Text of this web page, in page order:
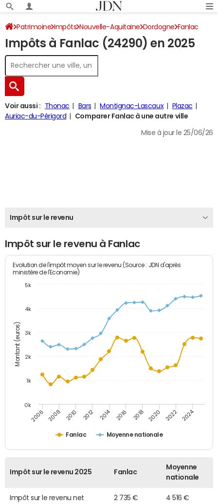
Patrimoine Impôts Nouvelle-Aquitaine Dordogne Fanlac
Impôt sur le revenu
Impôts à Fanlac (24290) en 2025
Voir aussi : Thonac Bars Montignac-Lascaux
Plazac
Auriac-du-Périgord
Comparer Fanlac à une autre ville
Mise à jour le 25/06/26
Impôt sur le revenu
Impôt sur le revenu à Fanlac
Montant (euros)
Evolution de l'impôt moyen sur le revenu (Source : JDN d'après
ministère de l'Economie)
Fanlac Moyenne nationale
2006 2008 2010 2012 2014 2016 2018 2020 2022 2024
0k
1k
2k
3k
4k
5k
Impôt sur le revenu 2025 Fanlac
Moyenne
nationale
Impôt sur le revenu net
2 735 € 4 516 €